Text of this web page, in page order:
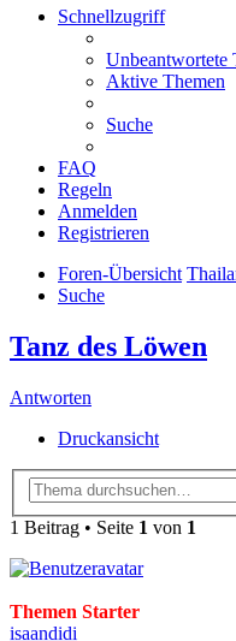
Schnellzugriff
Unbeantwortete
Aktive Themen
Suche
FAQ
Regeln
Anmelden
Registrieren
Foren-Übersicht
Suche
Tanz des Löwen
Antworten
Druckansicht
1 Beitrag • Seite 1 von 1
Themen Starter
isaandidi